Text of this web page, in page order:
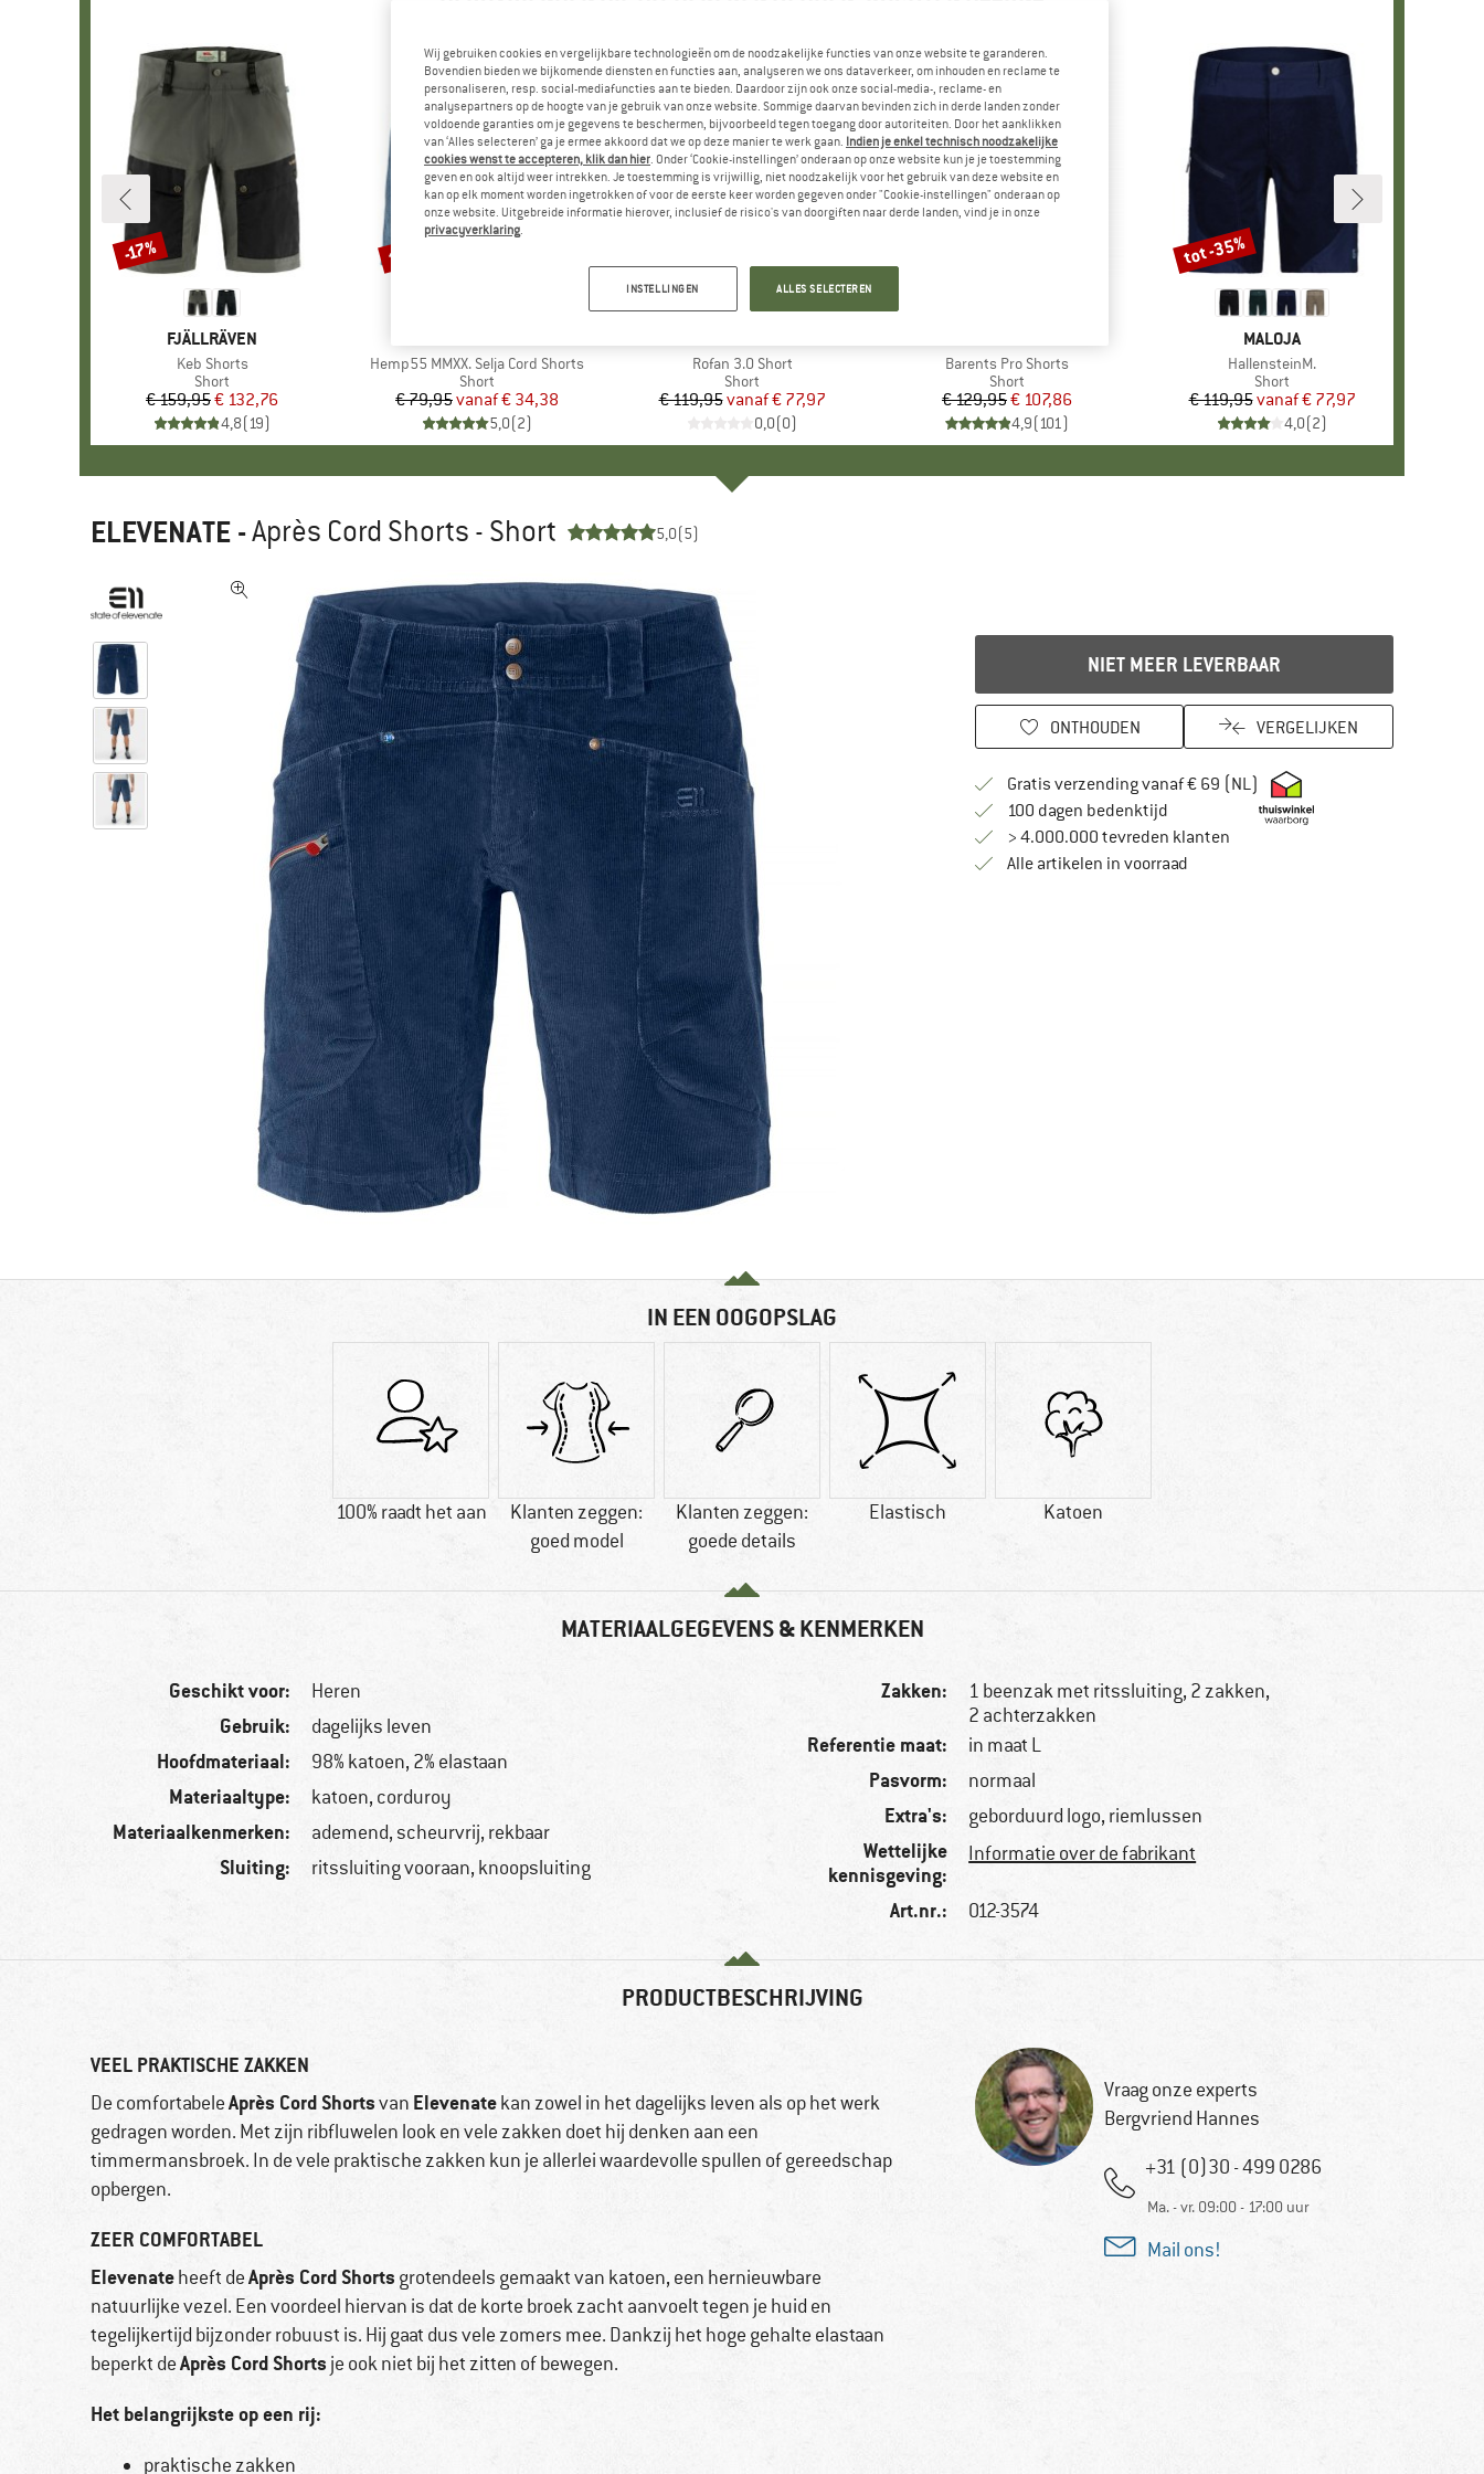
MERK
FJÄLLRÄVEN
Artikel
Keb Shorts
Productgroep
Short
Prijs
€ 159,95Verlaagde prijs
€ 132,76
4,8(19)
Korting
-17%
Artikel
Hemp55 MMXX. Selja Cord Shorts
Productgroep
Short
Prijs
€ 79,95 Verlaagde prijs
vanaf€ 34,38
5,0(2)
Korting
tot -57%
Artikel
Rofan 3.0 Short
Productgroep
Short
Prijs
€ 119,95 Verlaagde prijs
vanaf€ 77,97
0,0(0)
Artikel
Barents Pro Shorts
Productgroep
Short
Prijs
€ 129,95Verlaagde prijs
€ 107,86
4,9(101)
MERK
MALOJA
Artikel
HallensteinM.
Productgroep
Short
Prijs
€ 119,95 Verlaagde prijs
vanaf€ 77,97
4,0(2)
Korting
tot -35%
ELEVENATE -Après Cord Shorts - Short 5,0(5)
NIET MEER LEVERBAAR
ONTHOUDEN VERGELIJKEN
Gratis verzending vanaf € 69 (NL) Vind hier de
100 dagen bedenktijdVind de betalingsinformatie hier! Opent in
> 4.000.000 tevreden klanten
Alle artikelen in voorraad
IN EEN OOGOPSLAG
100% raadt het aan
Klanten zeggen:
goed model
Klanten zeggen:
goede details
Elastisch Katoen
MATERIAALGEGEVENS & KENMERKEN
Geschikt voor: Heren
Gebruik: dagelijks leven
Hoofdmateriaal: 98% katoen, 2% elastaan
Materiaaltype: katoen, corduroy
Materiaalkenmerken: ademend, scheurvrij, rekbaar
Sluiting: ritssluiting vooraan, knoopsluiting
Zakken:
1 beenzak met ritssluiting, 2 zakken,
2 achterzakken
Referentie maat: in maat L
Pasvorm: normaal
Extra's: geborduurd logo, riemlussen
Wettelijke
kennisgeving:
Informatie over de fabrikant
Art.nr.: 012-3574
PRODUCTBESCHRIJVING
VEEL PRAKTISCHE ZAKKEN
De comfortabeleAprès Cord Shortsvan Elevenatekan zowel in het dagelijks leven als op het werk
gedragen worden. Met zijn ribfluwelen look en vele zakken doet hij denken aan een
timmermansbroek. In de vele praktische zakken kun je allerlei waardevolle spullen of gereedschap
opbergen.
ZEER COMFORTABEL
Elevenateheeft deAprès Cord Shorts grotendeels gemaakt van katoen, een hernieuwbare
natuurlijke vezel. Een voordeel hiervan is dat de korte broek zacht aanvoelt tegen je huid en
tegelijkertijd bijzonder robuust is. Hij gaat dus vele zomers mee. Dankzij het hoge gehalte elastaan
beperkt deAprès Cord Shorts je ook niet bij het zitten of bewegen.
Het belangrijkste op een rij:
praktische zakken
Vraag onze experts
Bergvriend Hannes
+31 (0)30 - 499 0286
Ma. - vr. 09:00 - 17:00 uur
Mail ons!
Wij gebruiken cookies en vergelijkbare technologieën om de noodzakelijke functies van onze website te garanderen.
Bovendien bieden we bijkomende diensten en functies aan, analyseren we ons dataverkeer, om inhouden en reclame te
personaliseren, resp. social-mediafuncties aan te bieden. Daardoor zijn ook onze social-media-, reclame- en
analysepartners op de hoogte van je gebruik van onze website. Sommige daarvan bevinden zich in derde landen zonder
voldoende garanties om je gegevens te beschermen, bijvoorbeeld tegen toegang door autoriteiten. Door het aanklikken
van ‘Alles selecteren’ ga je ermee akkoord dat we op deze manier te werk gaan. Indien je enkel technisch noodzakelijke
cookies wenst te accepteren, klik dan hier. Onder ‘Cookie-instellingen’ onderaan op onze website kun je je toestemming
geven en ook altijd weer intrekken. Je toestemming is vrijwillig, niet noodzakelijk voor het gebruik van deze website en
kan op elk moment worden ingetrokken of voor de eerste keer worden gegeven onder "Cookie-instellingen" onderaan op
onze website. Uitgebreide informatie hierover, inclusief de risico's van doorgiften naar derde landen, vind je in onze
privacyverklaring.
INSTELLINGEN ALLES SELECTEREN